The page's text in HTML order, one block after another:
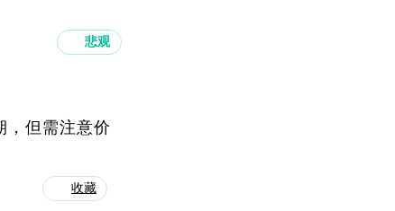
悲观
，但需注意价
收藏